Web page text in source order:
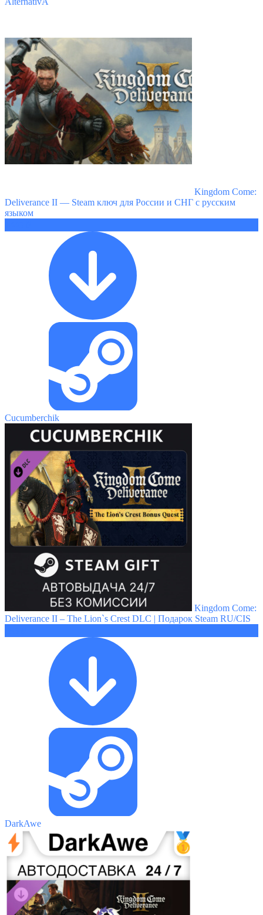
Kingdom Come:
Deliverance II — Steam ключ для России и СНГ с русским
языком
Cucumberchik
Kingdom Come:
Deliverance II – The Lion`s Crest DLC | Подарок Steam RU/CIS
DarkAwe